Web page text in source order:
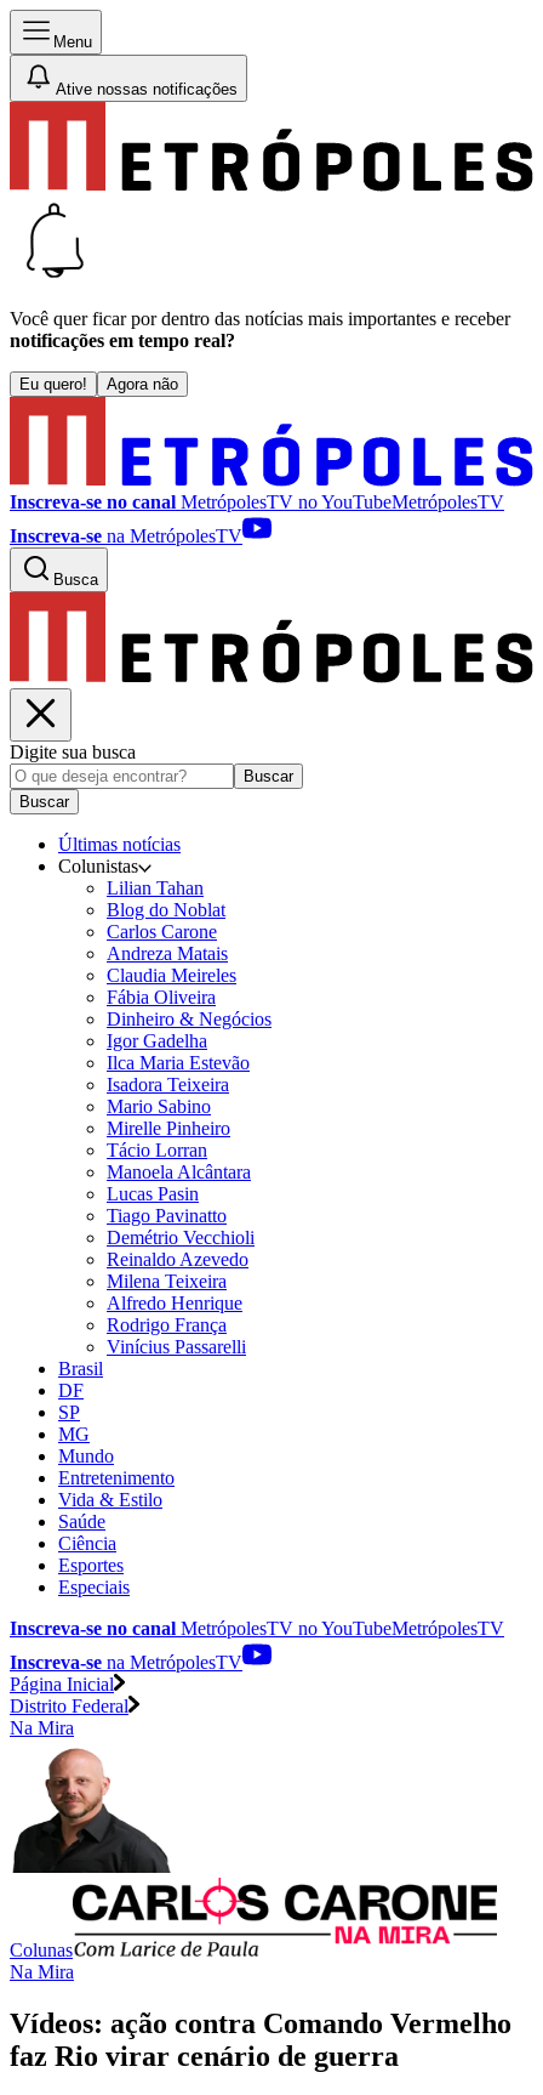
Menu
Ative nossas notificações
Você quer ficar por dentro das notícias mais importantes e receber
notificações em tempo real?
Eu quero! Agora não
Inscreva-se no canal MetrópolesTV noYouTubeMetrópolesTV
Inscreva-se na MetrópolesTV
Busca
Digite sua busca
Buscar
Buscar
Últimas notícias
Colunistas
Lilian Tahan
Blog do Noblat
Carlos Carone
Andreza Matais
Claudia Meireles
Fábia Oliveira
Dinheiro & Negócios
Igor Gadelha
Ilca Maria Estevão
Isadora Teixeira
Mario Sabino
Mirelle Pinheiro
Tácio Lorran
Manoela Alcântara
Lucas Pasin
Tiago Pavinatto
Demétrio Vecchioli
Reinaldo Azevedo
Milena Teixeira
Alfredo Henrique
Rodrigo França
Vinícius Passarelli
Brasil
DF
SP
MG
Mundo
Entretenimento
Vida & Estilo
Saúde
Ciência
Esportes
Especiais
Inscreva-se no canal MetrópolesTV noYouTubeMetrópolesTV
Inscreva-se na MetrópolesTV
Página Inicial
Distrito Federal
Na Mira
Colunas
Na Mira
Vídeos: ação contra Comando Vermelho
faz Rio virar cenário de guerra